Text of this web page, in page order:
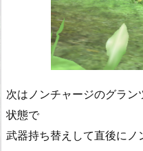
次はノンチャージのグラ
状態で
武器持ち替えして直後にノ